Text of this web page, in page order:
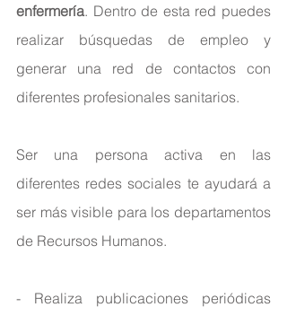
enfermería. Dentro de esta red puedes
realizar búsquedas de empleo y
generar una red de contactos con
diferentes profesionales sanitarios.
Ser una persona activa en las
diferentes redes sociales te ayudará a
ser más visible para los departamentos
de Recursos Humanos.
- Realiza publicaciones periódicas